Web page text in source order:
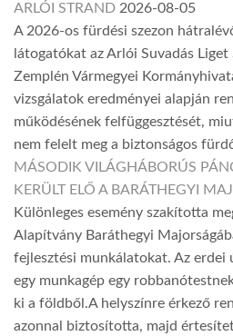
ARLÓI STRAND 2026-08-05
A 2026-os fürdési szezon
látogatókat az Arlói Suvadás
Zemplén Vármegyei
vizsgálatok eredményei alapján
működésének felfüggesztését,
nem felelt meg a biztonságos
MÁSODIK VILÁGHÁBORÚS
KERÜLT ELŐ A BARÁTHEGYI
Különleges esemény szakította
Alapítvány Baráthegyi
fejlesztési munkálatokat. Az erdei
egy munkagép egy
ki a földből.A helyszínre érkező
azonnal biztosította, majd